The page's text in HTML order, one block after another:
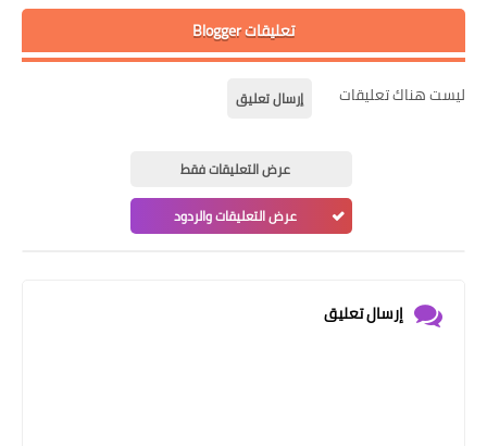
تعليقات Blogger
ليست هناك تعليقات إرسال تعليق
عرض التعليقات فقط
عرض التعليقات والردود
إرسال تعليق